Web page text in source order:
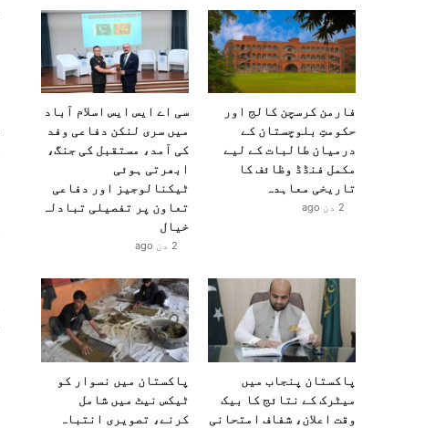
فارمن کرسچن کالج اور
حکومتِ بلوچستان کے
درمیان طالبات کے لیے
مکمل فنڈڈ وظائف کا
تاریخی معاہدہ
2 دن ago
سی اے ایس ایس اسلام آباد
میں سری لنکن دفاعی وفد
کی آمد، مستقبل کی جنگ،
ابھرتی ہوئی
ٹیکنالوجیز اور دفاعی
تعاون پر تفصیلی تبادلہ
خیال
2 دن ago
پاکستان پنجاب میں
میٹرک کے نتائج کا بیک
وقت اعلان، شفاف امتحانی
پاکستان میں نسوار کو
ٹیکس نیٹ میں شامل
کرنے، تصویری انتباہ